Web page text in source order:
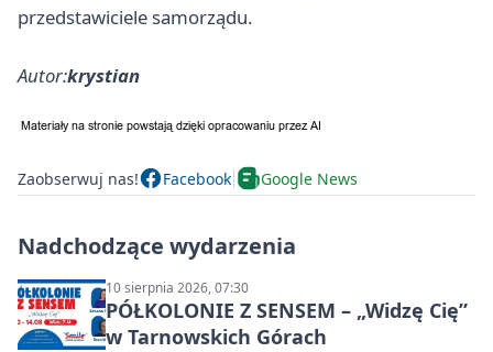
przedstawiciele samorządu.
Autor:krystian
Zaobserwuj nas! Facebook Google News
Nadchodzące wydarzenia
10 sierpnia 2026, 07:30
PÓŁKOLONIE Z SENSEM – „Widzę Cię”
w Tarnowskich Górach